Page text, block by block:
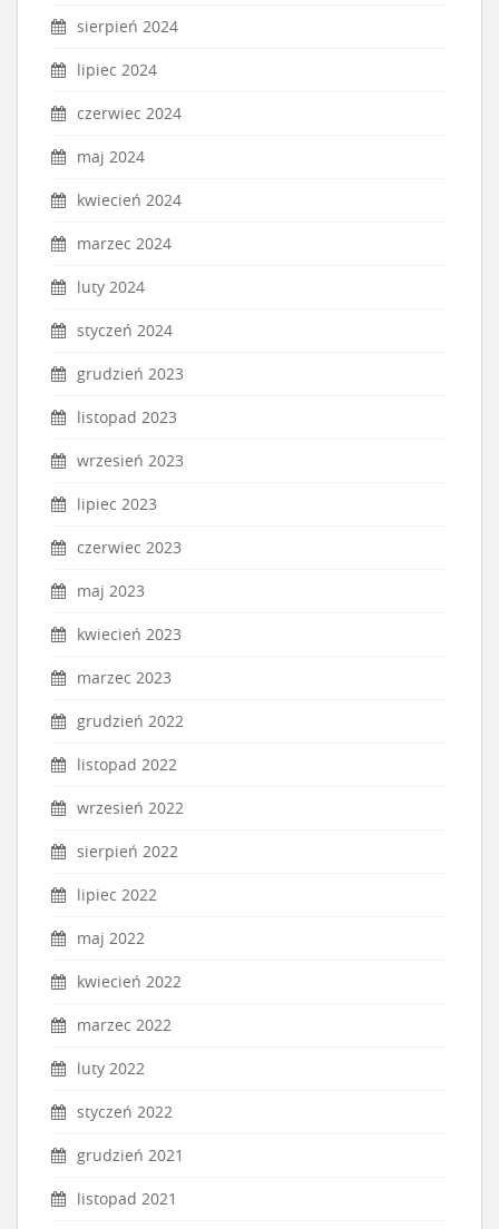
sierpień 2024
lipiec 2024
czerwiec 2024
maj 2024
kwiecień 2024
marzec 2024
luty 2024
styczeń 2024
grudzień 2023
listopad 2023
wrzesień 2023
lipiec 2023
czerwiec 2023
maj 2023
kwiecień 2023
marzec 2023
grudzień 2022
listopad 2022
wrzesień 2022
sierpień 2022
lipiec 2022
maj 2022
kwiecień 2022
marzec 2022
luty 2022
styczeń 2022
grudzień 2021
listopad 2021